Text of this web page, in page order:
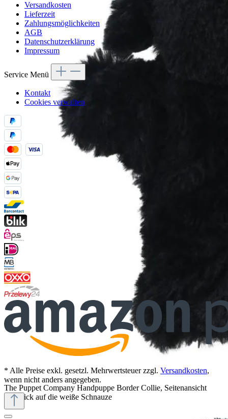
The Puppet Company Handpuppe Border Collie, Seitenansicht
mit Blick auf die weiße Schnauze
Versandkosten
Lieferzeit
Zahlungsmöglichkeiten
AGB
Datenschutzerklärung
Impressum
Service Menü
Kontakt
Cookies verwalten
* Alle Preise exkl. gesetzl. Mehrwertsteuer zzgl. Versandkosten,
wenn nicht anders angegeben.